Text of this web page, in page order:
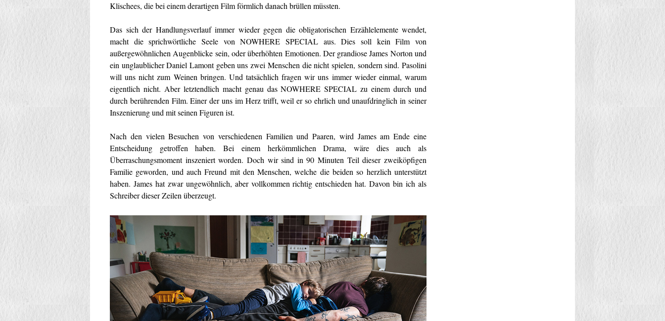
Klischees, die bei einem derartigen Film förmlich danach brüllen müssten.
Das sich der Handlungsverlauf immer wieder gegen die obligatorischen Erzählelemente wendet,
macht die sprichwörtliche Seele von NOWHERE SPECIAL aus. Dies soll kein Film von
außergewöhnlichen Augenblicke sein, oder überhöhten Emotionen. Der grandiose James Norton und
ein unglaublicher Daniel Lamont geben uns zwei Menschen die nicht spielen, sondern sind. Pasolini
will uns nicht zum Weinen bringen. Und tatsächlich fragen wir uns immer wieder einmal, warum
eigentlich nicht. Aber letztendlich macht genau das NOWHERE SPECIAL zu einem durch und
durch berührenden Film. Einer der uns im Herz trifft, weil er so ehrlich und unaufdringlich in seiner
Inszenierung und mit seinen Figuren ist.
Nach den vielen Besuchen von verschiedenen Familien und Paaren, wird James am Ende eine
Entscheidung getroffen haben. Bei einem herkömmlichen Drama, wäre dies auch als
Überraschungsmoment inszeniert worden. Doch wir sind in 90 Minuten Teil dieser zweiköpfigen
Familie geworden, und auch Freund mit den Menschen, welche die beiden so herzlich unterstützt
haben. James hat zwar ungewöhnlich, aber vollkommen richtig entschieden hat. Davon bin ich als
Schreiber dieser Zeilen überzeugt.